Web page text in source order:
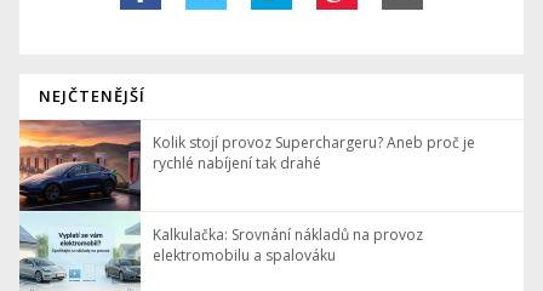
NEJČTENĚJŠÍ
Kolik stojí provoz Superchargeru? Aneb proč je
rychlé nabíjení tak drahé
Kalkulačka: Srovnání nákladů na provoz
elektromobilu a spalováku